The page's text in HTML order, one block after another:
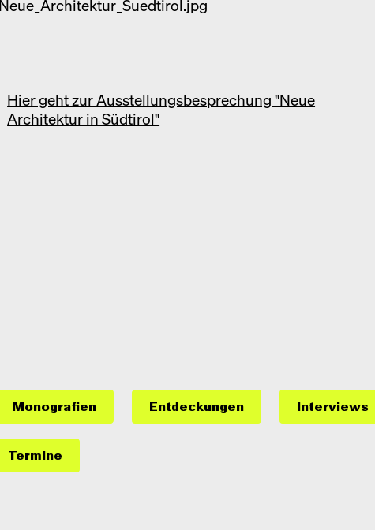
Hier geht zur Ausstellungsbesprechung "Neue
Architektur in Südtirol"
Monografien Entdeckungen Interviews
Termine